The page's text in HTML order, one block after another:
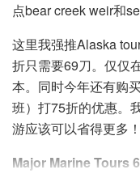
点bear creek weir和
这里我强推Alaska
折只需要69刀。仅仅
本。同时今年还有购
班）打75折的优惠。
游应该可以省得更多！
Major Marine Tours